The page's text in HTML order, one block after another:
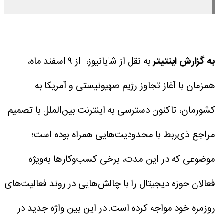
به گزارش اینتیتر
به نقل از شایانیوز، از ۹ اسفند ماه،
همزمان با آغاز تجاوز رژیم صهیونیستی و آمریکا به
کشورمان، تاکنون دسترسی به اینترنت بین‌الملل با تصمیم
مراجع ذی‌ربط با محدودیت‌هایی همراه بوده است؛
موضوعی که در این مدت، برخی کسب‌وکارها به‌ویژه
فعالان حوزه دیجیتال را با چالش‌هایی در روند فعالیت‌های
روزمره خود مواجه کرده است.در این بین واژه جدید در